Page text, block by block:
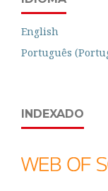
English
Português
INDEXADO